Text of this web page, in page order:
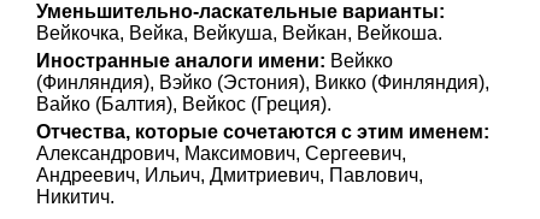
Уменьшительно-ласкательные варианты:
Вейкочка, Вейка, Вейкуша, Вейкан, Вейкоша.
Иностранные аналоги имени: Вейкко
(Финляндия), Вэйко (Эстония), Викко (Финляндия),
Вайко (Балтия), Вейкос (Греция).
Отчества, которые сочетаются с этим именем:
Александрович, Максимович, Сергеевич,
Андреевич, Ильич, Дмитриевич, Павлович,
Никитич.